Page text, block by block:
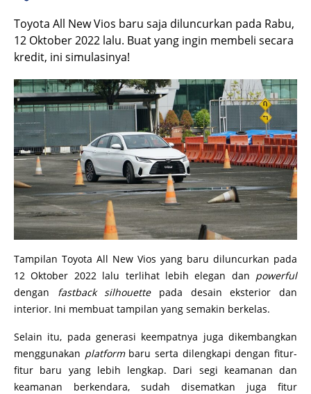
Toyota All New Vios baru saja diluncurkan pada Rabu,
12 Oktober 2022 lalu. Buat yang ingin membeli secara
kredit, ini simulasinya!
Tampilan Toyota All New Vios yang baru diluncurkan pada
12 Oktober 2022 lalu terlihat lebih elegan dan powerful
dengan fastback silhouettepada desain eksterior dan
interior. Ini membuat tampilan yang semakin berkelas.
Selain itu, pada generasi keempatnya juga dikembangkan
menggunakan platformbaru serta dilengkapi dengan fitur-
fitur baru yang lebih lengkap. Dari segi keamanan dan
keamanan berkendara, sudah disematkan juga fitur